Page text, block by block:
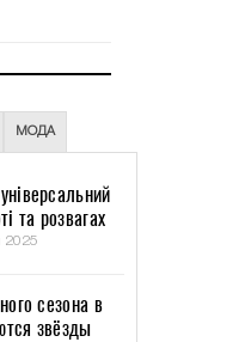
МОДА
та розвагах
2025
сезона в
звёзды